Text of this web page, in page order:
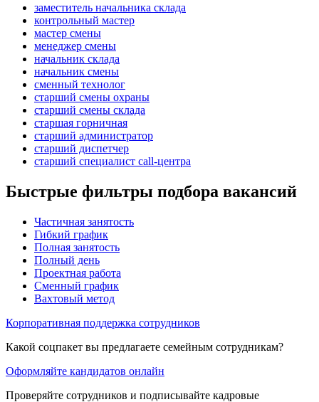
заместитель начальника склада
контрольный мастер
мастер смены
менеджер смены
начальник склада
начальник смены
сменный технолог
старший смены охраны
старший смены склада
старшая горничная
старший администратор
старший диспетчер
старший специалист call-центра
Быстрые фильтры подбора вакансий
Частичная занятость
Гибкий график
Полная занятость
Полный день
Проектная работа
Сменный график
Вахтовый метод
Корпоративная поддержка сотрудников
Какой соцпакет вы предлагаете семейным сотрудникам?
Оформляйте кандидатов онлайн
Проверяйте сотрудников и подписывайте кадровые